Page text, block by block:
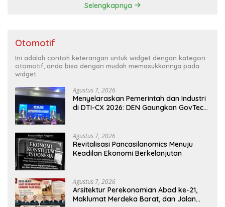
Selengkapnya
Otomotif
Ini adalah contoh keterangan untuk widget dengan kategori
otomotif, anda bisa dengan mudah memasukkannya pada
widget.
Agustus 7, 2026
Menyelaraskan Pemerintah dan Industri
di DTI-CX 2026: DEN Gaungkan GovTech,
Agustus 7, 2026
Revitalisasi Pancasilanomics Menuju
Keadilan Ekonomi Berkelanjutan
Agustus 7, 2026
Arsitektur Perekonomian Abad ke-21,
Maklumat Merdeka Barat, dan Jalan